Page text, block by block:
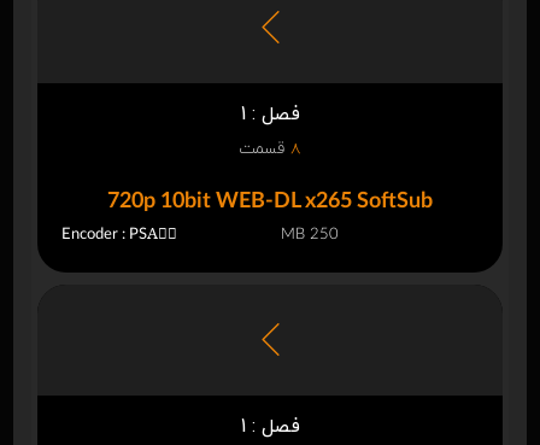
فصل : 1
8 قسمت
720p 10bit WEB-DL x265 SoftSub
Encoder : PSAًِ 250 MB
فصل : 1